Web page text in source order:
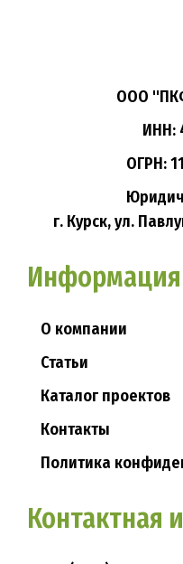
ООО
ИНН:
ОГРН:
г. Курск, ул.
Информация
О компании
Статьи
Каталог проектов
Контакты
Политика
Контактная